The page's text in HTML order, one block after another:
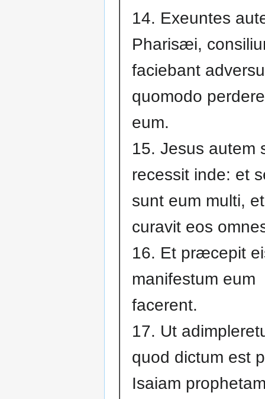
14. Exeuntes
Pharisæi,
faciebant
quomodo
eum.
15. Jesus autem
recessit inde: et
sunt eum multi, et
curavit eos
16. Et præcepit
manifestum eum
facerent.
17. Ut
quod dictum est
Isaiam